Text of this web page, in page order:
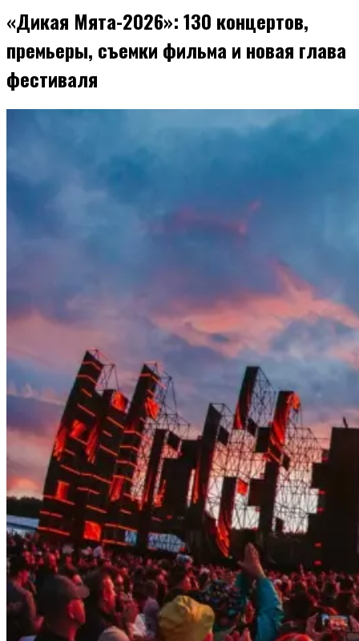
«Дикая Мята-2026»: 130 концертов,
премьеры, съемки фильма и новая глава
фестиваля